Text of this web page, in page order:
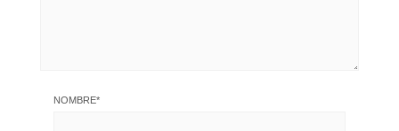
NOMBRE*